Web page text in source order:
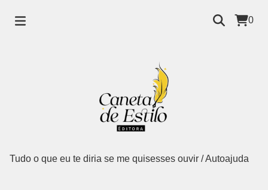
0
Tudo o que eu te diria se me quisesses ouvir /Autoajuda